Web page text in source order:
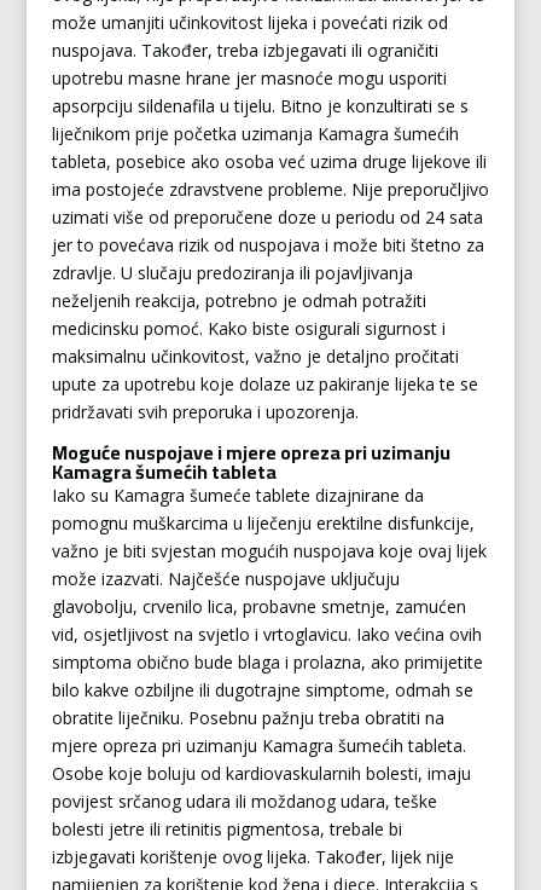
može umanjiti učinkovitost lijeka i povećati rizik od
nuspojava. Također, treba izbjegavati ili ograničiti
upotrebu masne hrane jer masnoće mogu usporiti
apsorpciju sildenafila u tijelu. Bitno je konzultirati se s
liječnikom prije početka uzimanja Kamagra šumećih
tableta, posebice ako osoba već uzima druge lijekove ili
ima postojeće zdravstvene probleme. Nije preporučljivo
uzimati više od preporučene doze u periodu od 24 sata
jer to povećava rizik od nuspojava i može biti štetno za
zdravlje. U slučaju predoziranja ili pojavljivanja
neželjenih reakcija, potrebno je odmah potražiti
medicinsku pomoć. Kako biste osigurali sigurnost i
maksimalnu učinkovitost, važno je detaljno pročitati
upute za upotrebu koje dolaze uz pakiranje lijeka te se
pridržavati svih preporuka i upozorenja.
Moguće nuspojave i mjere opreza pri uzimanju
Kamagra šumećih tableta
Iako su Kamagra šumeće tablete dizajnirane da
pomognu muškarcima u liječenju erektilne disfunkcije,
važno je biti svjestan mogućih nuspojava koje ovaj lijek
može izazvati. Najčešće nuspojave uključuju
glavobolju, crvenilo lica, probavne smetnje, zamućen
vid, osjetljivost na svjetlo i vrtoglavicu. Iako većina ovih
simptoma obično bude blaga i prolazna, ako primijetite
bilo kakve ozbiljne ili dugotrajne simptome, odmah se
obratite liječniku. Posebnu pažnju treba obratiti na
mjere opreza pri uzimanju Kamagra šumećih tableta.
Osobe koje boluju od kardiovaskularnih bolesti, imaju
povijest srčanog udara ili moždanog udara, teške
bolesti jetre ili retinitis pigmentosa, trebale bi
izbjegavati korištenje ovog lijeka. Također, lijek nije
namijenjen za korištenje kod žena i djece. Interakcija s